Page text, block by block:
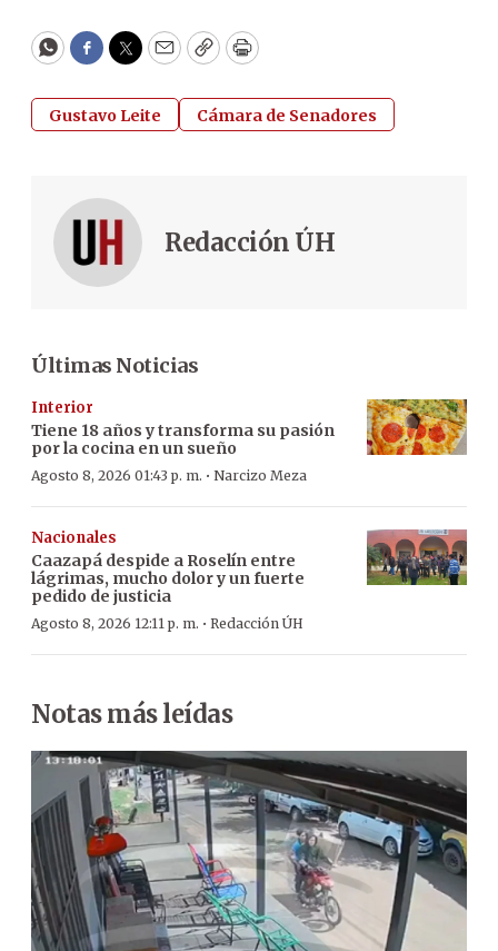
WhatsApp
Facebook
Twitter
EmailCopyPrint
Gustavo Leite Cámara de Senadores
Redacción ÚH
Últimas Noticias
Interior
Tiene 18 años y transforma su pasión
por la cocina en un sueño
Agosto 8, 2026 01:43 p. m. · Narcizo Meza
Nacionales
Caazapá despide a Roselín entre
lágrimas, mucho dolor y un fuerte
pedido de justicia
Agosto 8, 2026 12:11 p. m. · Redacción ÚH
Notas más leídas